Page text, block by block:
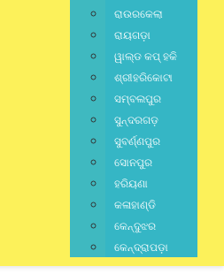
ରାଉରକେଲା
ରାୟଗଡ଼ା
ୱାଲ୍ଡ କପ୍ ହକି
ଶ୍ରୀହରିକୋଟା
ସମ୍ବଲପୁର
ସୁନ୍ଦରଗଡ଼
ସୁବର୍ଣ୍ଣପୁର
ସୋନପୁର
ହରିୟଣା
କଳାହାଣ୍ଡି
କେନ୍ଦୁଝର
କେନ୍ଦ୍ରାପଡ଼ା